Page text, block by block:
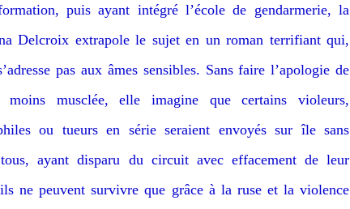
puis ayant intégré l’école de gendarmerie, la
Delcroix extrapole le sujet en un roman terrifiant qui,
pas aux âmes sensibles. Sans faire l’apologie de
musclée, elle imagine que certains violeurs,
ou tueurs en série seraient envoyés sur île sans
ayant disparu du circuit avec effacement de leur
ne peuvent survivre que grâce à la ruse et la violence